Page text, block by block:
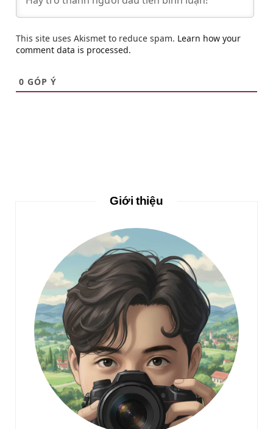
This site uses Akismet to reduce spam. Learn how your
comment data is processed.
0 GÓP Ý
Giới thiệu